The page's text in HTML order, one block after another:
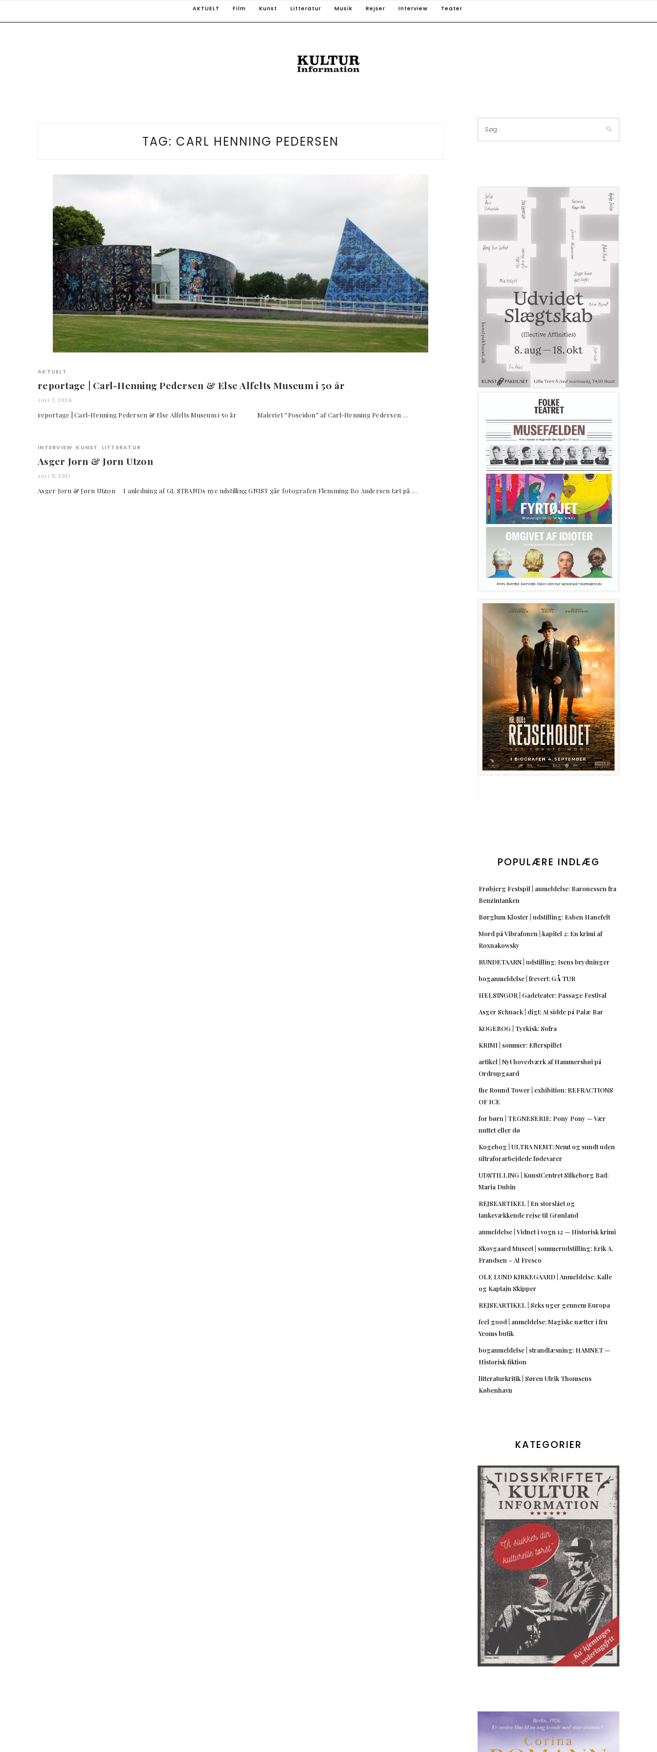
AKTUELT Film Kunst Litteratur Musik Rejser Interview Teater
TAG: CARL HENNING PEDERSEN
AKTUELT
reportage | Carl-Henning Pedersen & Else Alfelts Museum i 50 år
JULI 7, 2026
reportage | Carl-Henning Pedersen & Else Alfelts Museum i 50 år Maleriet ”Poseidon” af Carl-Henning Pedersen …
INTERVIEW KUNST LITTERATUR
Asger Jorn & Jørn Utzon
JULI 5, 2021
Asger Jorn & Jørn Utzon I anledning af GL STRANDs nye udstilling GNIST går fotografen Flemming Bo Andersen tæt på …
POPULÆRE INDLÆG
Frøbjerg Festspil | anmeldelse: Baronessen fra
Benzintanken
Børglum Kloster | udstilling: Esben Hanefelt
Mord på Vibrafonen | kapitel 2: En krimi af
Roxnakowsky
RUNDETAARN | udstilling: Isens brydninger
boganmeldelse | frevert: GÅ TUR
HELSINGØR | Gadeteater: Passage Festival
Asger Schnack | digt: At sidde på Palæ Bar
KOGEBOG | Tyrkisk: Sofra
KRIMI | sommer: Efterspillet
artikel | Nyt hovedværk af Hammershøi på
Ordrupgaard
the Round Tower | exhibition: REFRACTIONS
OF ICE
for børn | TEGNESERIE: Pony Pony — Vær
nuttet eller dø
Kogebog | ULTRA NEMT: Nemt og sundt uden
ultraforarbejdede fødevarer
UDSTILLING | KunstCentret Silkeborg Bad:
Maria Dubin
REJSEARTIKEL | En storslået og
tankevækkende rejse til Grønland
anmeldelse | Vidnet i vogn 12 — Historisk krimi
Skovgaard Museet | sommerudstilling: Erik A.
Frandsen – Al Fresco
OLE LUND KIRKEGAARD | Anmeldelse: Kalle
og Kaptajn Skipper
REJSEARTIKEL | Seks uger gennem Europa
feel good | anmeldelse: Magiske nætter i fru
Yeoms butik
boganmeldelse | strandlæsning: HAMNET —
Historisk fiktion
litteraturkritik | Søren Ulrik Thomsens
København
KATEGORIER